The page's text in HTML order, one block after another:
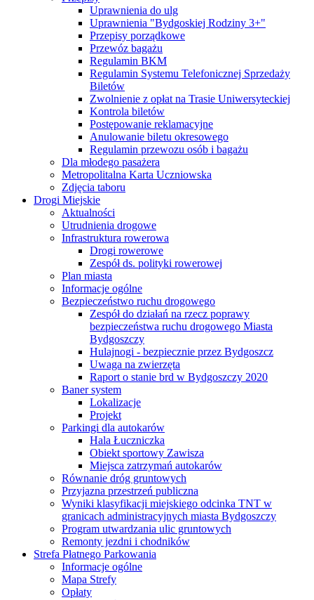
Uprawnienia do ulg
Uprawnienia "Bydgoskiej Rodziny 3+"
Przepisy porządkowe
Przewóz bagażu
Regulamin BKM
Regulamin Systemu Telefonicznej Sprzedaży
Biletów
Zwolnienie z opłat na Trasie Uniwersyteckiej
Kontrola biletów
Postępowanie reklamacyjne
Anulowanie biletu okresowego
Regulamin przewozu osób i bagażu
Dla młodego pasażera
Metropolitalna Karta Uczniowska
Zdjęcia taboru
Drogi Miejskie
Aktualności
Utrudnienia drogowe
Infrastruktura rowerowa
Drogi rowerowe
Zespół ds. polityki rowerowej
Plan miasta
Informacje ogólne
Bezpieczeństwo ruchu drogowego
Zespół do działań na rzecz poprawy
bezpieczeństwa ruchu drogowego Miasta
Bydgoszczy
Hulajnogi - bezpiecznie przez Bydgoszcz
Uwaga na zwierzęta
Raport o stanie brd w Bydgoszczy 2020
Baner system
Lokalizacje
Projekt
Parkingi dla autokarów
Hala Łuczniczka
Obiekt sportowy Zawisza
Miejsca zatrzymań autokarów
Równanie dróg gruntowych
Przyjazna przestrzeń publiczna
Wyniki klasyfikacji miejskiego odcinka TNT w
granicach administracyjnych miasta Bydgoszczy
Program utwardzania ulic gruntowych
Remonty jezdni i chodników
Strefa Płatnego Parkowania
Informacje ogólne
Mapa Strefy
Opłaty